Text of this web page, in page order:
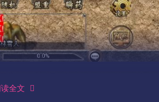
全文